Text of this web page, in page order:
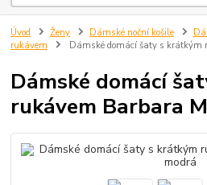
Úvod Ženy Dámské noční košile
rukávem
Dámské domácí šaty s
Dámské domácí
rukávem Barbara